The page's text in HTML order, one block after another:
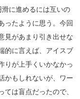
に進めるには互いの
ったように思う。今回
見があまり引き出せな
的に言えば、アイスブ
りが上手くいかなかっ
かもしれないが、ワー
は盲点だったので、